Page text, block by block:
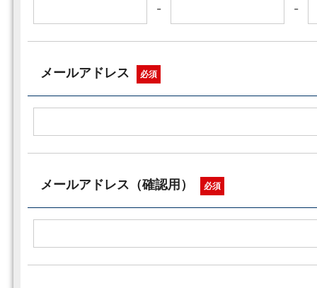
- -
メールアドレス 必須
メールアドレス（確認用） 必須